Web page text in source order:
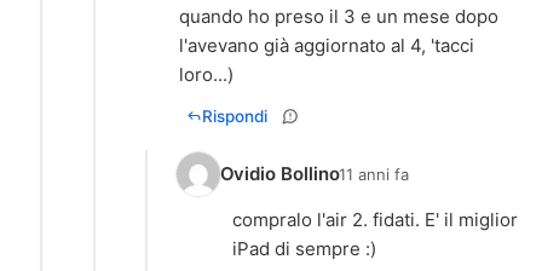
quando ho preso il 3 e un mese dopo
l'avevano già aggiornato al 4, 'tacci
loro...)
Rispondi
Ovidio Bollino11 anni fa
compralo l'air 2. fidati. E' il miglior
iPad di sempre :)